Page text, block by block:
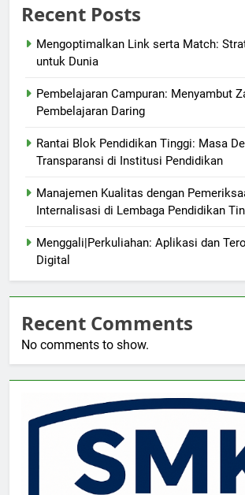
Recent Posts
Mengoptimalkan Link serta Match:
untuk Dunia
Pembelajaran Campuran: Menyambut
Pembelajaran Daring
Rantai Blok Pendidikan Tinggi: Masa
Transparansi di Institusi Pendidikan
Manajemen Kualitas dengan
Internalisasi di Lembaga Pendidikan
Menggali|Perkuliahan: Aplikasi dan
Digital
Recent Comments
No comments to show.